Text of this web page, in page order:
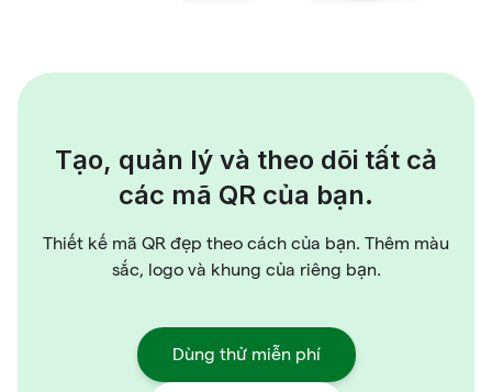
Tạo, quản lý và theo dõi tất cả
các mã QR của bạn.
Thiết kế mã QR đẹp theo cách của bạn. Thêm màu
sắc, logo và khung của riêng bạn.
Dùng thử miễn phí